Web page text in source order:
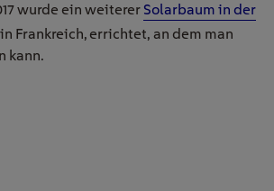
wurde ein weiterer Solarbaum in der
Frankreich, errichtet, an dem man
kann.